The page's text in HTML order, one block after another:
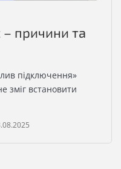
причини та
підключення»
зміг встановити